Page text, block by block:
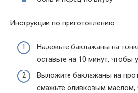
Инструкции по приготовлению:
Нарежьте баклажаны на
оставьте на 10 минут, чтобы
Выложите баклажаны на
смажьте оливковым